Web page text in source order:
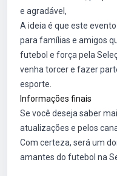
e agradável,
A ideia é que este
para famílias e amigos
futebol e força pela
venha torcer e fazer
esporte.
Informações finais
Se você deseja saber
atualizações e pelos
Com certeza, será um
amantes do futebol na